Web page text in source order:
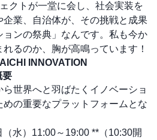
クトが一堂に会し、社会実装を
企業、自治体が、その挑戦と成果
ョンの祭典」なんです。私も今か
るのか、胸が高鳴っています！
INNOVATION
要
世界へと羽ばたくイノベーショ
の重要なプラットフォームとな
水）11:00～19:00 **（10:30開